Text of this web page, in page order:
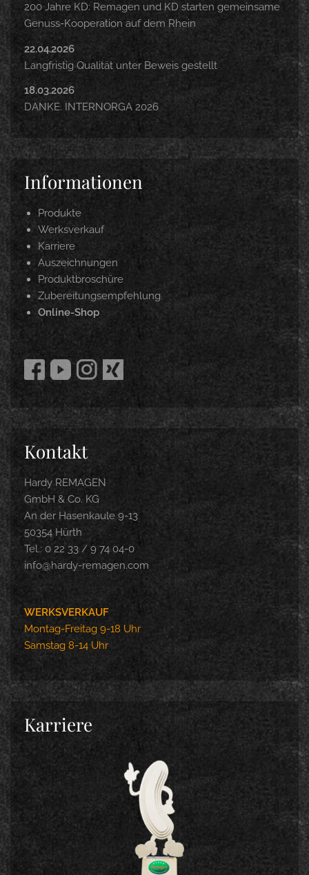
200 Jahre KD: Remagen und KD starten gemeinsame
Genuss-Kooperation auf dem Rhein
22.04.2026
Langfristig Qualität unter Beweis gestellt
18.03.2026
DANKE. INTERNORGA 2026
Informationen
Produkte
Werksverkauf
Karriere
Auszeichnungen
Produktbroschüre
Zubereitungsempfehlung
Online-Shop
Kontakt
Hardy REMAGEN
GmbH & Co. KG
An der Hasenkaule 9-13
50354 Hürth
Tel.: 0 22 33 / 9 74 04-0
info@hardy-remagen.com
WERKSVERKAUF
Montag-Freitag 9-18 Uhr
Samstag 8-14 Uhr
Karriere